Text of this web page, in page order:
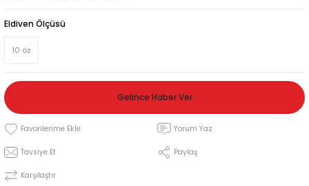
Eldiven Ölçüsü
10 oz
Gelince Haber Ver
Yorum Yaz
Tavsiye Et Paylaş
Karşılaştır